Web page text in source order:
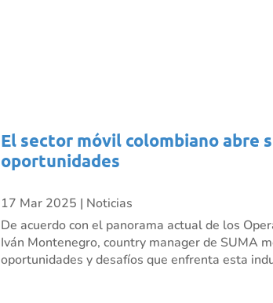
El sector móvil colombiano abre
oportunidades
17 Mar 2025 | Noticias
De acuerdo con el panorama actual de los
Iván Montenegro, country manager de SUMA
oportunidades y desafíos que enfrenta esta